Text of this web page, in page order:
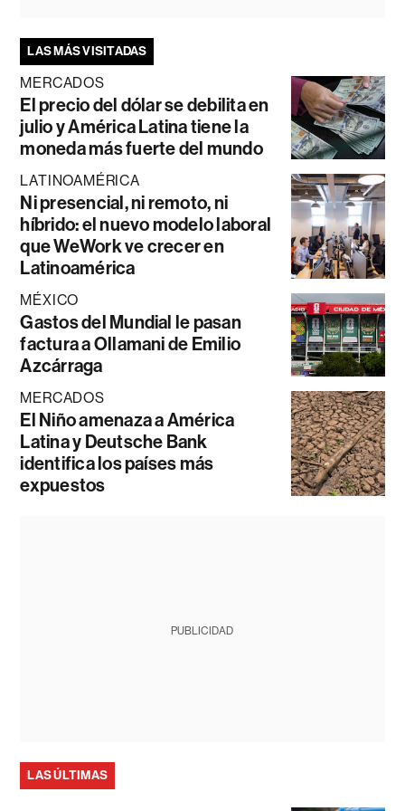
LAS MÁS VISITADAS
MERCADOS
El precio del dólar se debilita en
julio y América Latina tiene la
moneda más fuerte del mundo
LATINOAMÉRICA
Ni presencial, ni remoto, ni
híbrido: el nuevo modelo laboral
que WeWork ve crecer en
Latinoamérica
MÉXICO
Gastos del Mundial le pasan
factura a Ollamani de Emilio
Azcárraga
MERCADOS
El Niño amenaza a América
Latina y Deutsche Bank
identifica los países más
expuestos
PUBLICIDAD
LAS ÚLTIMAS